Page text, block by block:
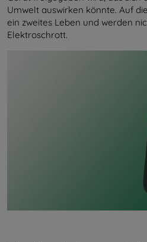
Umwelt auswirken könnte. Auf
ein zweites Leben und werden
Elektroschrott.